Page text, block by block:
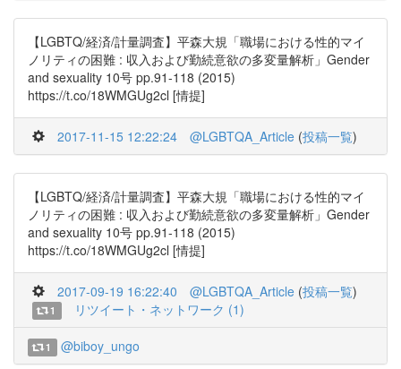
【LGBTQ/経済/計量調査】平森大規「職場における性的マイ
ノリティの困難 : 収入および勤続意欲の多変量解析」Gender
and sexuality 10号 pp.91-118 (2015)
https://t.co/18WMGUg2cl [情提]
2017-11-15 12:22:24 @LGBTQA_Article (投稿一覧)
【LGBTQ/経済/計量調査】平森大規「職場における性的マイ
ノリティの困難 : 収入および勤続意欲の多変量解析」Gender
and sexuality 10号 pp.91-118 (2015)
https://t.co/18WMGUg2cl [情提]
2017-09-19 16:22:40 @LGBTQA_Article (投稿一覧)
1 リツイート・ネットワーク (1)
1 @biboy_ungo